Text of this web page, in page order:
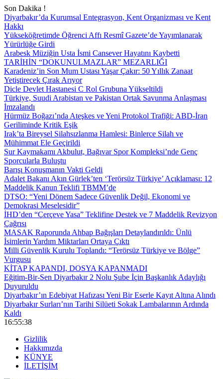
Son Dakika !
Diyarbakır’da Kurumsal Entegrasyon, Kent Organizması ve Kent
Hakkı
Yükseköğretimde Öğrenci Affı Resmî Gazete’de Yayımlanarak
Yürürlüğe Girdi
Arabesk Müziğin Usta İsmi Cansever Hayatını Kaybetti
TARİHİN “DOKUNULMAZLAR” MEZARLIĞI
Karadeniz’in Son Mum Ustası Yaşar Çakır: 50 Yıllık Zanaat
Yetiştirecek Çırak Arıyor
Dicle Devlet Hastanesi C Rol Grubuna Yükseltildi
Türkiye, Suudi Arabistan ve Pakistan Ortak Savunma Anlaşması
İmzalandı
Hürmüz Boğazı’nda Ateşkes ve Yeni Protokol Trafiği: ABD-İran
Geriliminde Kritik Eşik
Irak’ta Bireysel Silahsızlanma Hamlesi: Binlerce Silah ve
Mühimmat Ele Geçirildi
Sur Kaymakamı Akbulut, Bağıvar Spor Kompleksi’nde Genç
Sporcularla Buluştu
Barışı Konuşmanın Vakti Geldi
Adalet Bakanı Akın Gürlek’ten ‘Terörsüz Türkiye’ Açıklaması: 12
Maddelik Kanun Teklifi TBMM’de
DTSO: “Yeni Dönem Sadece Güvenlik Değil, Ekonomi ve
Demokrasi Meselesidir”
İHD’den “Çerçeve Yasa” Teklifine Destek ve 7 Maddelik Revizyon
Çağrısı
MASAK Raporunda Ahbap Bağışları Detaylandırıldı: Ünlü
İsimlerin Yardım Miktarları Ortaya Çıktı
Milli Güvenlik Kurulu Toplandı: “Terörsüz Türkiye ve Bölge”
Vurgusu
KİTAP KAPANDI, DOSYA KAPANMADI
Eğitim-Bir-Sen Diyarbakır 2 Nolu Şube İçin Başkanlık Adaylığı
Duyuruldu
Diyarbakır’ın Edebiyat Hafızası Yeni Bir Eserle Kayıt Altına Alındı
Diyarbakır Surları’nın Tarihi Silüeti Sokak Lambalarının Ardında
Kaldı
16:55:40
Gizlilik
Hakkımızda
KÜNYE
İLETİŞİM